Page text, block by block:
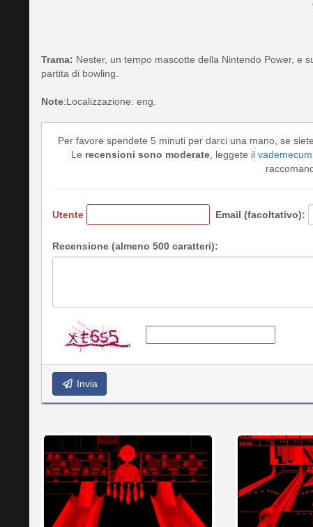
Trama: Nester, un tempo mascotte della Nintendo Power, e
partita di bowling.
Note:Localizzazione: eng.
Per favore spendete 5 minuti per darci una mano, se
Le recensioni sono moderate , leggete il
Utente Email (facoltativo):
Recensione (almeno 500 caratteri):
Invia